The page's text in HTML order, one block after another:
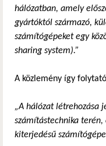
hálózatban, amely
gyártóktól származó,
számítógépeket egy
sharing system).”
A közlemény így
„A hálózat létrehozása
számítástechnika
kiterjedésű